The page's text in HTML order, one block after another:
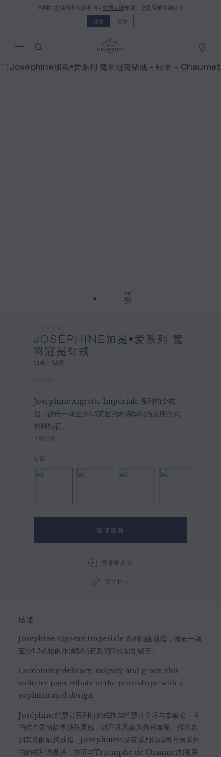
本网站提供的所有服务均为中国大陆专属。您是否希望继续？
继续 更改
JOSÉPHINE加冕•爱系列 鹭
羽冠冕钻戒
铂金、钻石
Joséphine Aigrette Impériale 系列铂金戒
指，镶嵌一颗至少1.5克拉的水滴型钻石及明亮式
切割钻石。
了解更多
微信选购
JOSÉPHINE加冕•爱系列 鹭羽冠冕钻戒
需要帮助？
尺寸指南
描述
Joséphine Aigrette Impériale 系列铂金戒指，镶嵌一颗
至少1.5克拉的水滴型钻石及明亮式切割钻石。
Combining delicacy, majesty and grace, this
solitaire pays tribute to the pear-shape with a
sophisticated design
Joséphine约瑟芬系列订婚戒指自约瑟芬皇后与拿破仑一世
的传奇爱情故事汲取灵感，以不凡风姿为指间加冕。作为名
副其实的冠冕戒指，Joséphine约瑟芬系列钻戒可与同系列
的婚戒和谐叠搭，亦可与Triomphe de Chaumet加冕系
Shop now